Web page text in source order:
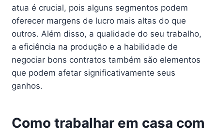
atua é crucial, pois alguns segmentos podem
oferecer margens de lucro mais altas do que
outros. Além disso, a qualidade do seu trabalho,
a eficiência na produção e a habilidade de
negociar bons contratos também são elementos
que podem afetar significativamente seus
ganhos.
Como trabalhar em casa com